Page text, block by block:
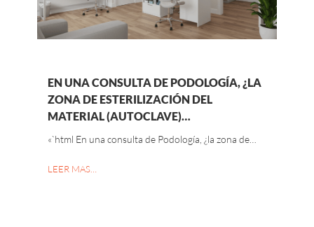
EN UNA CONSULTA DE PODOLOGÍA, ¿LA
ZONA DE ESTERILIZACIÓN DEL
MATERIAL (AUTOCLAVE)…
«`html En una consulta de Podología, ¿la zona de…
LEER MAS…